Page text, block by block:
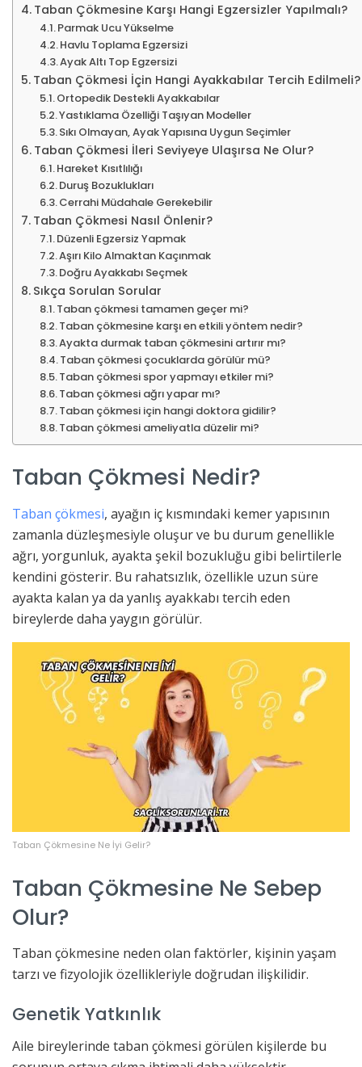
Taban Çökmesine Karşı Hangi Egzersizler Yapılmalı?
Parmak Ucu Yükselme
Havlu Toplama Egzersizi
Ayak Altı Top Egzersizi
Taban Çökmesi İçin Hangi Ayakkabılar Tercih Edilmeli?
Ortopedik Destekli Ayakkabılar
Yastıklama Özelliği Taşıyan Modeller
Sıkı Olmayan, Ayak Yapısına Uygun Seçimler
Taban Çökmesi İleri Seviyeye Ulaşırsa Ne Olur?
Hareket Kısıtlılığı
Duruş Bozuklukları
Cerrahi Müdahale Gerekebilir
Taban Çökmesi Nasıl Önlenir?
Düzenli Egzersiz Yapmak
Aşırı Kilo Almaktan Kaçınmak
Doğru Ayakkabı Seçmek
Sıkça Sorulan Sorular
Taban çökmesi tamamen geçer mi?
Taban çökmesine karşı en etkili yöntem nedir?
Ayakta durmak taban çökmesini artırır mı?
Taban çökmesi çocuklarda görülür mü?
Taban çökmesi spor yapmayı etkiler mi?
Taban çökmesi ağrı yapar mı?
Taban çökmesi için hangi doktora gidilir?
Taban çökmesi ameliyatla düzelir mi?
Taban Çökmesi Nedir?
Taban çökmesi, ayağın iç kısmındaki kemer yapısının
zamanla düzleşmesiyle oluşur ve bu durum genellikle
ağrı, yorgunluk, ayakta şekil bozukluğu gibi belirtilerle
kendini gösterir. Bu rahatsızlık, özellikle uzun süre
ayakta kalan ya da yanlış ayakkabı tercih eden
bireylerde daha yaygın görülür.
Taban Çökmesine Ne İyi Gelir?
Taban Çökmesine Ne Sebep
Olur?
Taban çökmesine neden olan faktörler, kişinin yaşam
tarzı ve fizyolojik özellikleriyle doğrudan ilişkilidir.
Genetik Yatkınlık
Aile bireylerinde taban çökmesi görülen kişilerde bu